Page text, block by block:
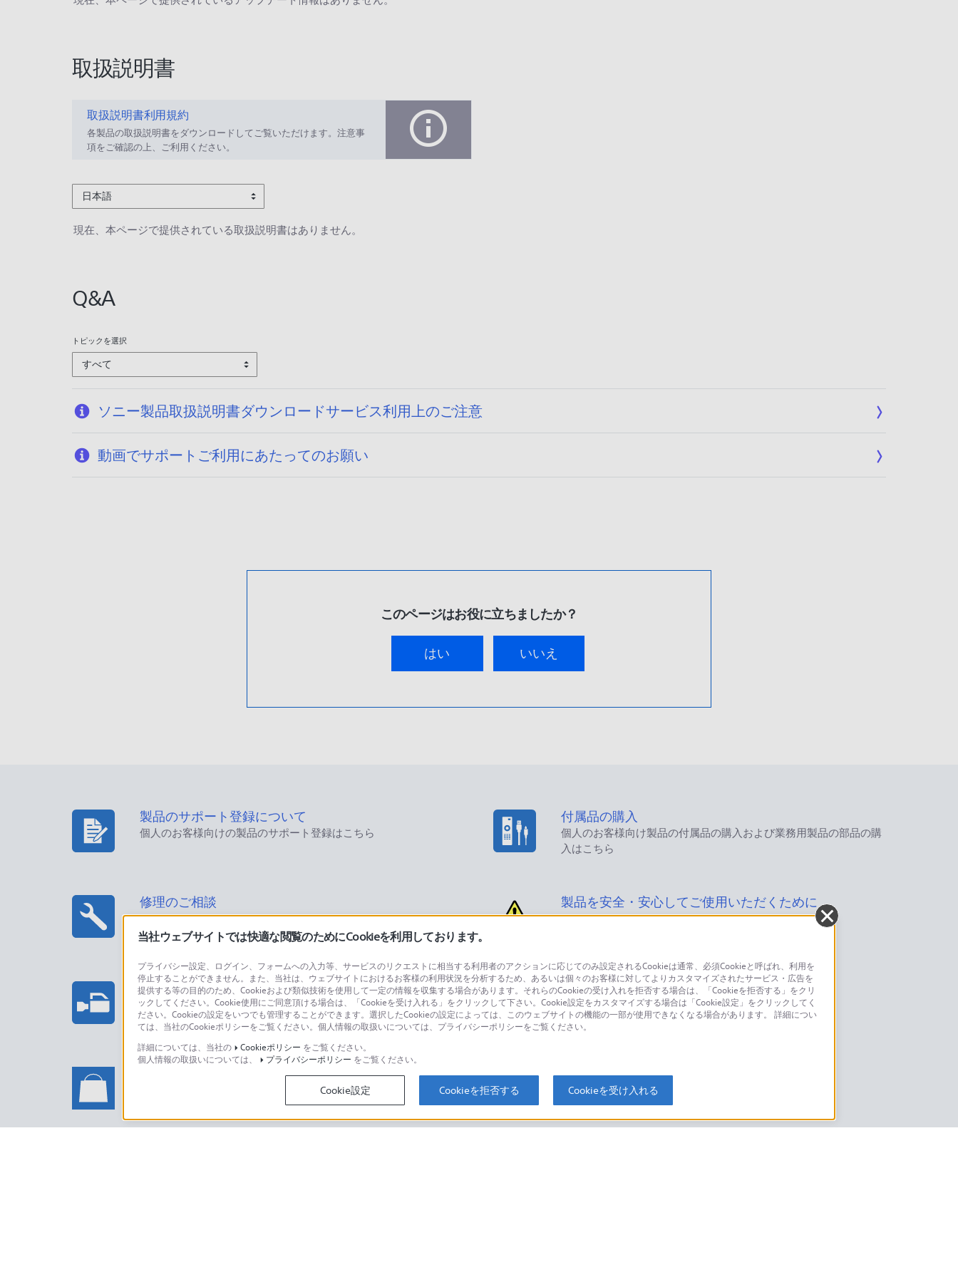
取扱説明書
取扱説明書利用規約
各製品の取扱説明書をダウンロードしてご覧いただけます。注意事
項をご確認の上、ご利用ください。
日本語
現在、本ページで提供されている取扱説明書はありません。
Q&A
トピックを選択
すべて
ソニー製品取扱説明書ダウンロードサービス利用上のご注意
動画でサポートご利用にあたってのお願い
このページはお役に立ちましたか？
はい いいえ
製品のサポート登録について
個人のお客様向けの製品のサポート登録はこちら
付属品の購入
個人のお客様向け製品の付属品の購入および業務用製品の部品の購
入はこちら
修理のご相談 製品を安全・安心してご使用いただくために
プロフェッショナル/業務用製品に関するお問い合わせ
法人のお客様はこちら
製品に関するお問い合わせ
個人のお客様はこちら
ソニーストアでのお買い物に関するご利用ガイド・お問
ソニーストアのご利用方法・サービスに関してのご案内はこちら
海外仕様製品
オーバーシーズモデルに関してのご案内はこちら
当社ウェブサイトでは快適な閲覧のためにCookieを利用しております。
プライバシー設定、ログイン、フォームへの入力等、サービスのリクエストに相当する利用者のアクションに応じてのみ設定されるCookieは通常、必須Cookieと呼ばれ、利用を
停止することができません。また、当社は、ウェブサイトにおけるお客様の利用状況を分析するため、あるいは個々のお客様に対してよりカスタマイズされたサービス・広告を
提供する等の目的のため、Cookieおよび類似技術を使用して一定の情報を収集する場合があります。それらのCookieの受け入れを拒否する場合は、「Cookieを拒否する」をクリ
ックしてください。Cookie使用にご同意頂ける場合は、「Cookieを受け入れる」をクリックして下さい。Cookie設定をカスタマイズする場合は「Cookie設定」をクリックしてく
ださい。Cookieの設定をいつでも管理することができます。選択したCookieの設定によっては、このウェブサイトの機能の一部が使用できなくなる場合があります。 詳細につい
ては、当社のCookieポリシーをご覧ください。個人情報の取扱いについては、プライバシーポリシーをご覧ください。
詳細については、当社の
Cookieポリシー をご覧ください。
個人情報の取扱いについては、
プライバシーポリシー をご覧ください。
Cookie設定 Cookieを拒否する Cookieを受け入れる